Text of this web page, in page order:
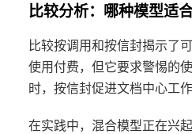
比较分析：哪种模型适
比较按调用和按信封揭示了
使用付费，但它要求警惕的
时，按信封促进文档中心工
在实践中，混合模型正在兴